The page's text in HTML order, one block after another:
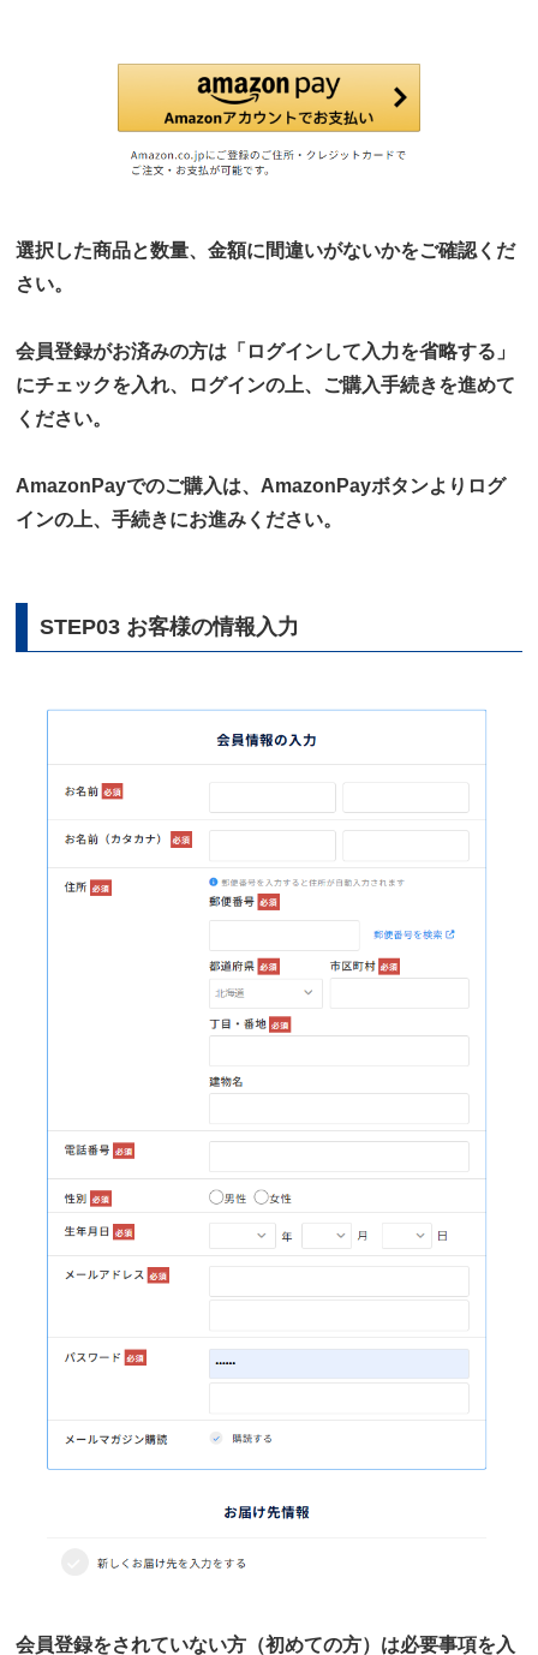
選択した商品と数量、金額に間違いがないかをご確認くだ
さい。
会員登録がお済みの方は「ログインして入力を省略する」
にチェックを入れ、ログインの上、ご購入手続きを進めて
ください。
AmazonPayでのご購入は、AmazonPayボタンよりログ
インの上、手続きにお進みください。
STEP03 お客様の情報入力
会員登録をされていない方（初めての方）は必要事項を入